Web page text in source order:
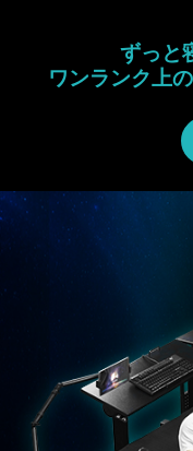
ずっと
ワンランク上